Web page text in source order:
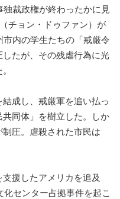
裁政権が終わったかに見
チョン・ドゥファン）が
内の学生たちの「戒厳令
たが、その残虐行為に光
成し、戒厳軍を追い払っ
同体」を樹立した。しか
圧。虐殺された市民は
援したアメリカを追及
化センター占拠事件を起こ